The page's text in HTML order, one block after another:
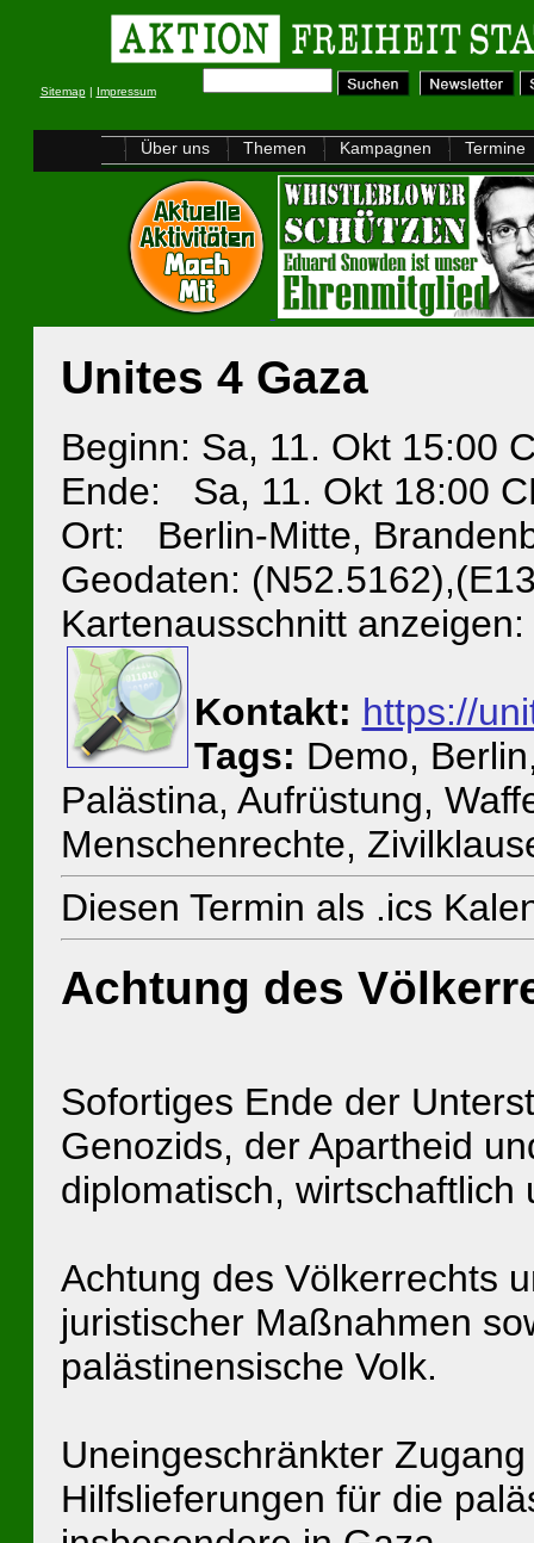
Sitemap| Impressum
Über uns Themen Kampagnen Termine
Unites 4 Gaza
Beginn: Sa, 11. Okt 15:00
Ende: Sa, 11. Okt 18:00
Ort: Berlin-Mitte,
Geodaten:
Kartenausschnitt anzeigen:
Kontakt: https://
Tags: Demo,
Palästina, Aufrüstung,
Menschenrechte,
Diesen Termin als .ics
Achtung des
Sofortiges Ende der
Genozids, der Apartheid
diplomatisch, wirtschaftlich
Achtung des Völkerrechts
juristischer Maßnahmen
palästinensische Volk.
Uneingeschränkter
Hilfslieferungen für die